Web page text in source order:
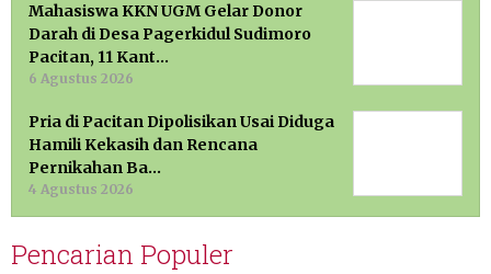
Mahasiswa KKN UGM Gelar Donor
Darah di Desa Pagerkidul Sudimoro
Pacitan, 11 Kant…
6 Agustus 2026
Pria di Pacitan Dipolisikan Usai Diduga
Hamili Kekasih dan Rencana
Pernikahan Ba…
4 Agustus 2026
Pencarian Populer